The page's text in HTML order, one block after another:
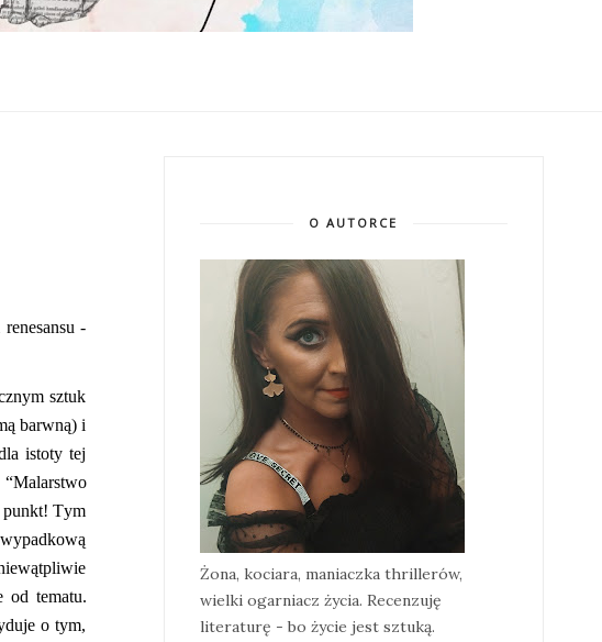
-
sztuk
barwną) i
istoty tej
“Malarstwo
punkt! Tym
od tematu.
o tym,
O AUTORCE
Żona, kociara, maniaczka thrillerów,
wielki ogarniacz życia. Recenzuję
literaturę - bo życie jest sztuką.